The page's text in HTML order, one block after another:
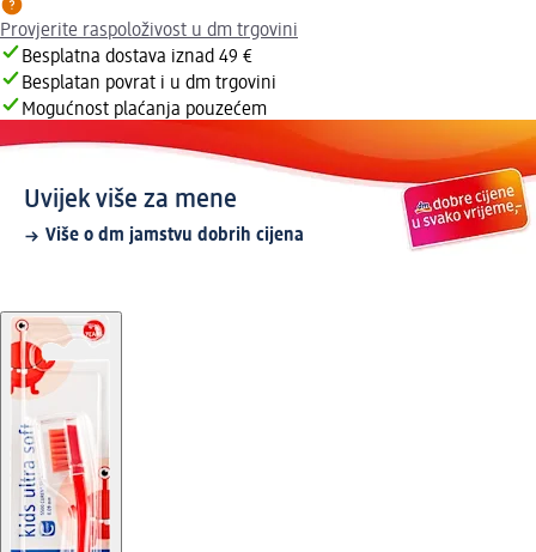
Provjerite raspoloživost u dm trgovini
Besplatna dostava iznad 49 €
Besplatan povrat i u dm trgovini
Mogućnost plaćanja pouzećem
Uvijek više za mene
Više o dm jamstvu dobrih cijena